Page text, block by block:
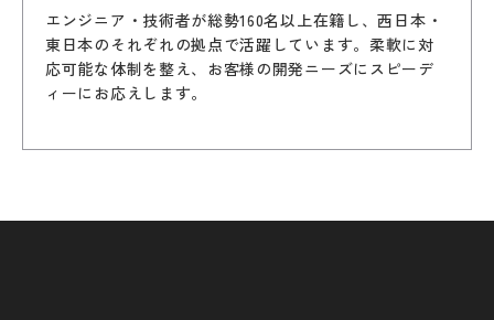
エンジニア・技術者が総勢160名以上在籍し、西日本・
東日本のそれぞれの拠点で活躍しています。柔軟に対
応可能な体制を整え、お客様の開発ニーズにスピーデ
ィーにお応えします。